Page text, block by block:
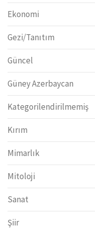
Ekonomi
Gezi/Tanıtım
Güncel
Güney Azerbaycan
Kategorilendirilmemiş
Kırım
Mimarlık
Mitoloji
Sanat
Şiir